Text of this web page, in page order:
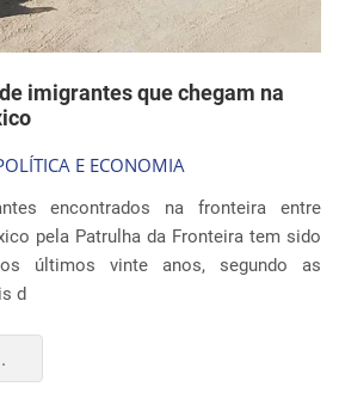
imigrantes que chegam na
E ECONOMIA
encontrados na fronteira entre
pela Patrulha da Fronteira tem sido
últimos vinte anos, segundo as
d